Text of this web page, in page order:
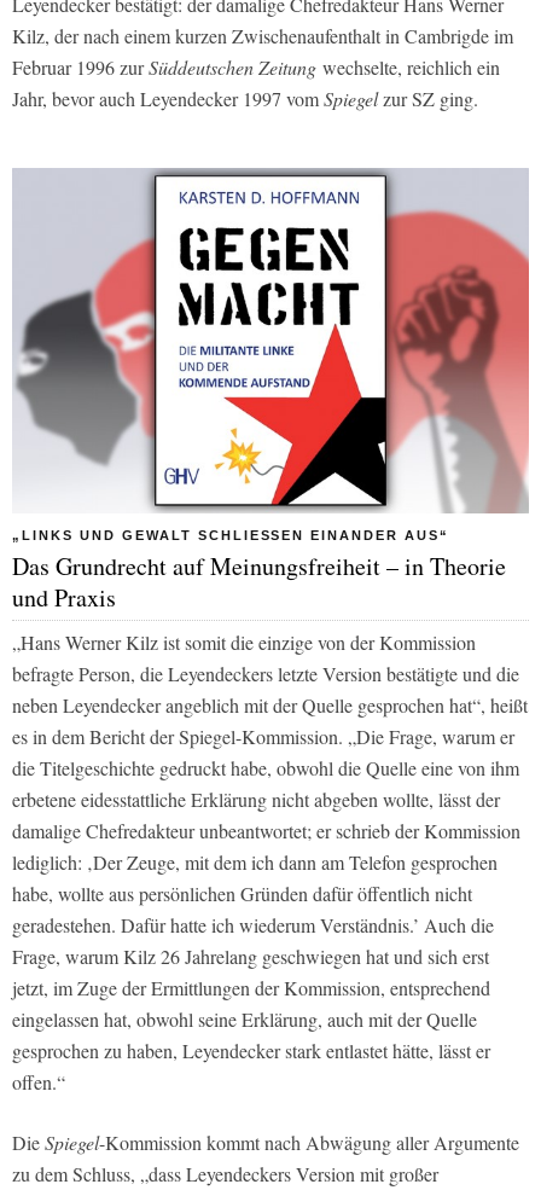
Kilz, der nach einem kurzen Zwischenaufenthalt in Cambrigde im
Februar 1996 zurSüddeutschen Zeitung wechselte, reichlich ein
Jahr, bevor auch Leyendecker 1997 vomSpiegelzur SZ ging.
„LINKS UND GEWALT SCHLIESSEN EINANDER AUS“
Das Grundrecht auf Meinungsfreiheit – in Theorie
und Praxis
„Hans Werner Kilz ist somit die einzige von der Kommission
befragte Person, die Leyendeckers letzte Version bestätigte und die
neben Leyendecker angeblich mit der Quelle gesprochen hat“, heißt
es in dem Bericht derSpiegel-Kommission. „Die Frage, warum er
die Titelgeschichte gedruckt habe, obwohl die Quelle eine von ihm
erbetene eidesstattliche Erklärung nicht abgeben wollte, lässt der
damalige Chefredakteur unbeantwortet; er schrieb der Kommission
lediglich: ‚Der Zeuge, mit dem ich dann am Telefon gesprochen
habe, wollte aus persönlichen Gründen dafür öffentlich nicht
geradestehen. Dafür hatte ich wiederum Verständnis.’ Auch die
Frage, warum Kilz 26 Jahrelang geschwiegen hat und sich erst
jetzt, im Zuge der Ermittlungen der Kommission, entsprechend
eingelassen hat, obwohl seine Erklärung, auch mit der Quelle
gesprochen zu haben, Leyendecker stark entlastet hätte, lässt er
offen.“
DieSpiegel-Kommission kommt nach Abwägung aller Argumente
zu dem Schluss, „dass Leyendeckers Version mit großer